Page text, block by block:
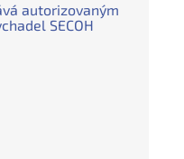
autorizovaným
SECOH